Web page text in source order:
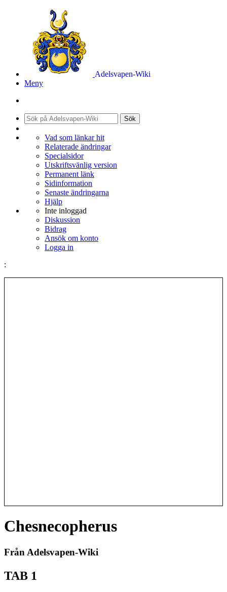
Adelsvapen-Wiki
Meny
Sök
Vad som länkar hit
Relaterade ändringar
Specialsidor
Utskriftsvänlig version
Permanent länk
Sidinformation
Senaste ändringarna
Hjälp
Inte inloggad
Diskussion
Bidrag
Ansök om konto
Logga in
:
Chesnecopherus
Från Adelsvapen-Wiki
TAB 1